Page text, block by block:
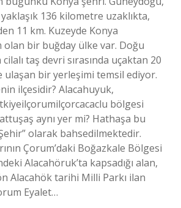
136 kilometre uzaklıkta,
11 km. Kuzeyde Konya
olan bir buğday ülke var. Doğu
taş devri sırasında uçaktan 20
ulaşan bir yerleşimi temsil ediyor.
ilçesidir? Alacahuyuk,
bölgesi
aynı yer mi? Hathaşa bu
olarak bahsedilmektedir.
Çorum’daki Boğazkale Bölgesi
Alacahöruk’ta kapsadığı alan,
Alacahök tarihi Milli Parkı ilan
Eyalet…